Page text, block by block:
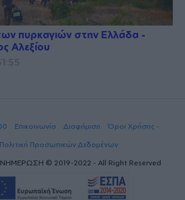
πυρκαγιών στην Ελλάδα -
Αλεξίου
Επικοινωνία Διαφήμιση
Όροι Χρήσης -
Πολιτική Προσωπικών Δεδομένων
© 2019-2022 - All Right Reserved